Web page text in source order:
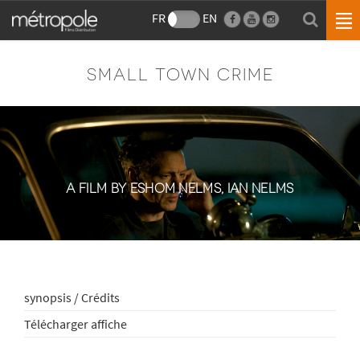
FR EN
SMALL TOWN CRIME
A FILM BY ESHOM NELMS, IAN NELMS
synopsis / Crédits
Télécharger affiche